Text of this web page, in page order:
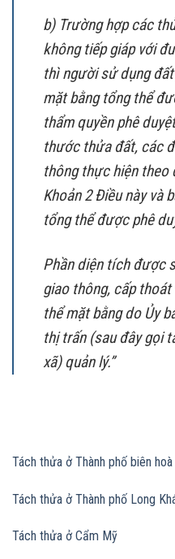
b) Trường hợp các
không tiếp giáp với
thì người sử dụng
mặt bằng tổng thể
thẩm quyền phê
thước thửa đất, các
thông thực hiện theo
Khoản 2 Điều này và
tổng thể được phê
Phần diện tích được
giao thông, cấp
thể mặt bằng do Ủy
thị trấn (sau đây gọi
xã) quản lý.”
Tách thửa ở Thành phố biên hoà
Tách thửa ở Thành phố Long
Tách thửa ở Cẩm Mỹ